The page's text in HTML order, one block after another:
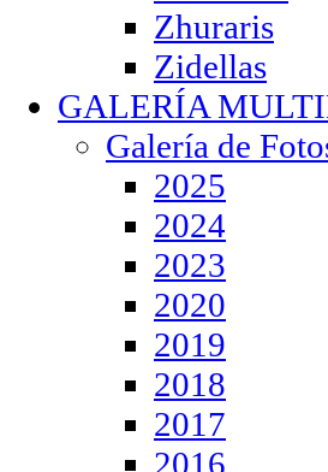
Zhuraris
Zidellas
GALERÍA
Galería de
2025
2024
2023
2020
2019
2018
2017
2016